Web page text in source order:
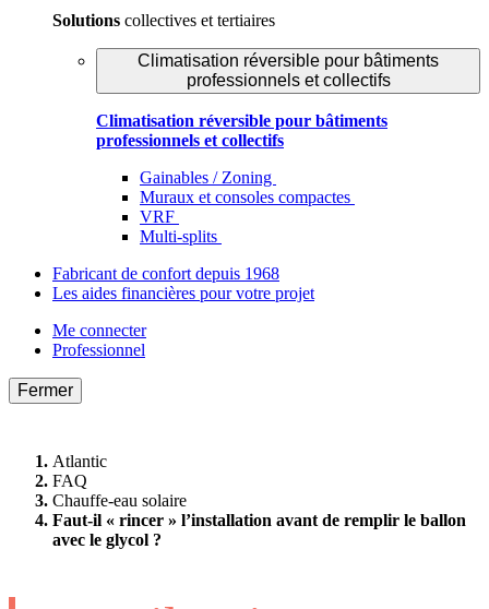
Solutions collectives et tertiaires
Climatisation réversible pour bâtiments
professionnels et collectifs
Climatisation réversible pour bâtiments
professionnels et collectifs
Gainables / Zoning
Muraux et consoles compactes
VRF
Multi-splits
Fabricant de confort depuis 1968
Les aides financières pour votre projet
Me connecter
Professionnel
Fermer
Atlantic
FAQ
Chauffe-eau solaire
Faut-il « rincer » l’installation avant de remplir le ballon
avec le glycol ?